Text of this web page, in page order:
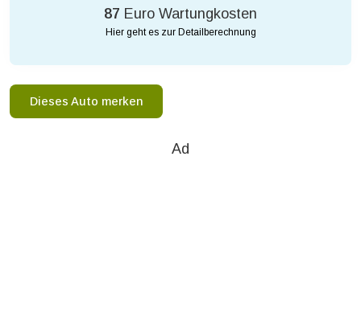
87 Euro Wartungkosten
Hier geht es zur Detailberechnung
Dieses Auto merken
Ad